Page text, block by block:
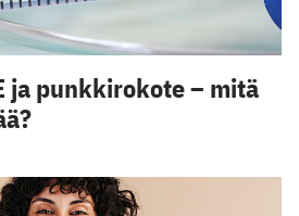
ja punkkirokote – mitä